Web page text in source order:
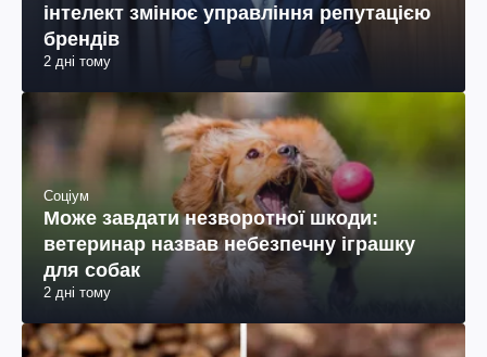
інтелект змінює управління репутацією
брендів
2 дні тому
Соціум
Може завдати незворотної шкоди:
ветеринар назвав небезпечну іграшку
для собак
2 дні тому